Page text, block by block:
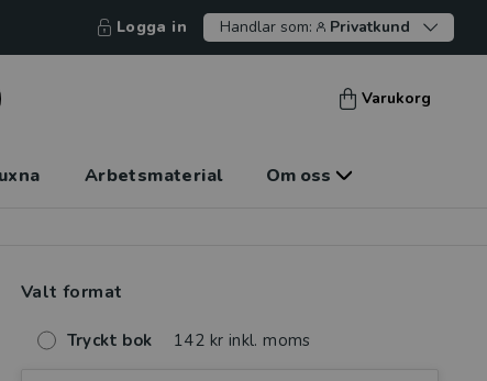
Logga in Handlar som: Privatkund
Varukorg
Arbetsmaterial Om oss
Valt format
Tryckt bok 142 kr inkl. moms